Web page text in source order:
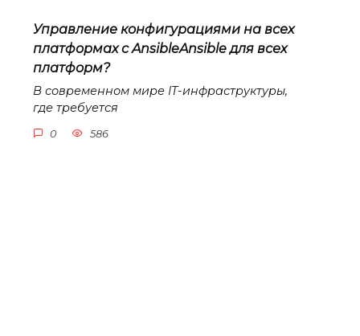
Управление конфигурациями на всех
платформах с AnsibleAnsible для всех
платформ?
В современном мире IT-инфраструктуры,
где требуется
0 586